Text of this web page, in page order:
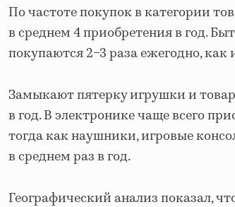
По частоте покупок в категории
в среднем 4 приобретения в год.
покупаются 2−3 раза ежегодно, как
Замыкают пятерку игрушки и
в год. В электронике чаще всего
тогда как наушники, игровые
в среднем раз в год.
Географический анализ показал,